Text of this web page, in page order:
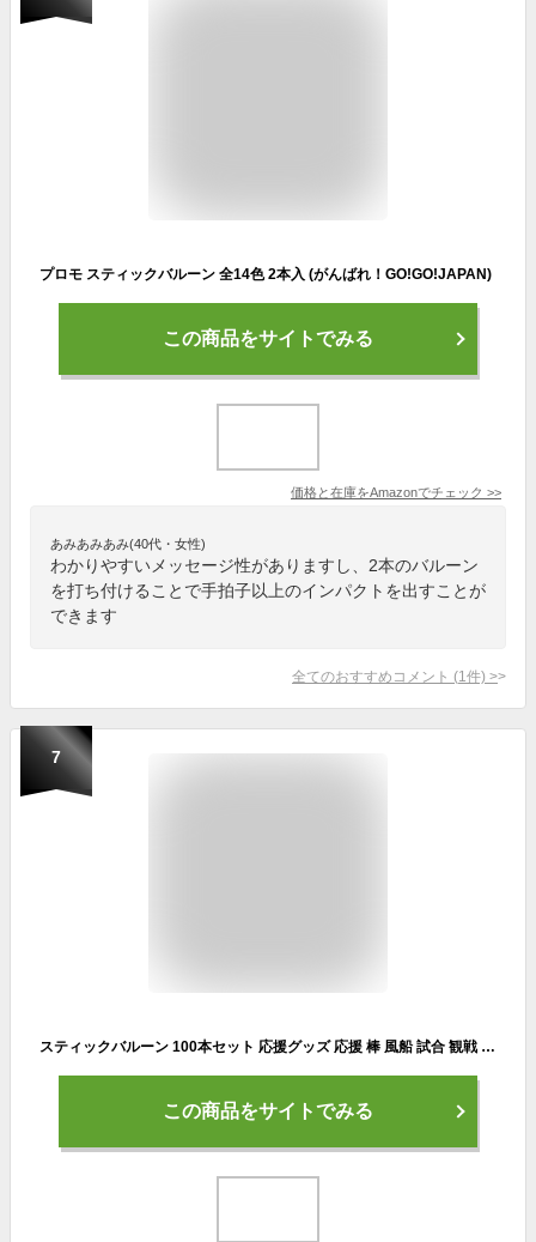
プロモ スティックバルーン 全14色 2本入 (がんばれ！GO!GO!JAPAN)
この商品をサイトでみる
価格と在庫をAmazonでチェック >>
あみあみあみ(40代・女性)
わかりやすいメッセージ性がありますし、2本のバルーン
を打ち付けることで手拍子以上のインパクトを出すことが
できます
全てのおすすめコメント (1 件) >
7
スティックバルーン 100本セット 応援グッズ 応援 棒 風船 試合 観戦 スポーツ イベント 繰り返し使う可能 (マルチカラー)
この商品をサイトでみる